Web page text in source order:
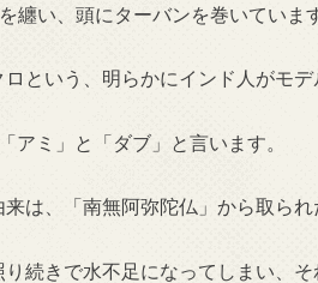
纏い、頭にターバンを巻いていま
という、明らかにインド人がモデ
アミ」と「ダブ」と言います。
は、「南無阿弥陀仏」から取られ
続きで水不足になってしまい、